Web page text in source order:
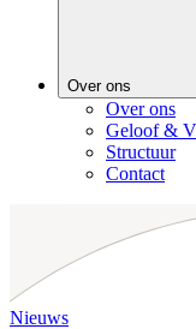
Over ons
Over ons
Geloof &
Structuur
Contact
Nieuws